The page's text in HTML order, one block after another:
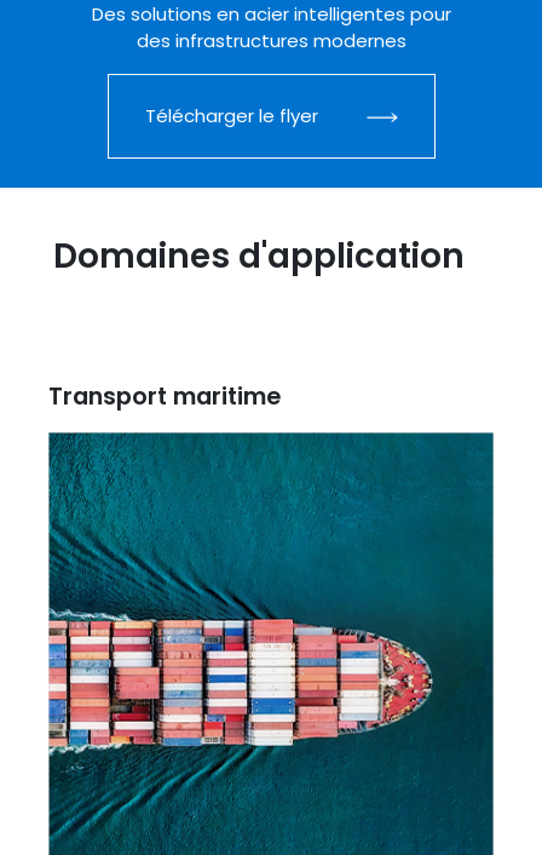
Des solutions en acier intelligentes pour
des infrastructures modernes
Télécharger le flyer
Domaines d'application
Transport maritime